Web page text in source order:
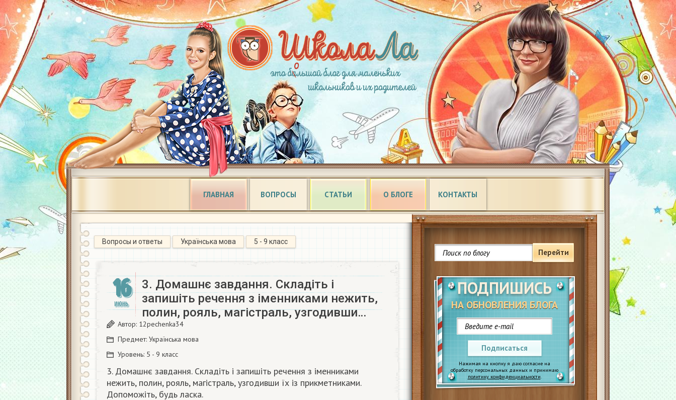
ГЛАВНАЯ ВОПРОСЫ СТАТЬИ О БЛОГЕ КОНТАКТЫ
Перейти
ПОДПИШИСЬ
НА ОБНОВЛЕНИЯ БЛОГА
Подписаться
Нажимая на кнопку я даю согласие на
обработку персональных данных и принимаю
политику конфиденциальности.
Вопросы и ответы Українська мова 5 - 9 класс
16
ИЮНЬ
3. Домашнє завдання. Складіть і
запишіть речення з іменниками нежить,
полин, рояль, магістраль, узгодивши…
Автор: 12pechenka34
Предмет: Українська мова
Уровень: 5 - 9 класс
3. Домашнє завдання. Складіть і запишіть речення з іменниками
нежить, полин, рояль, магістраль, узгодивши їх із прикметниками.
Допоможіть, будь ласка.